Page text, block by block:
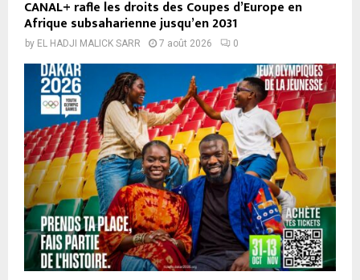
CANAL+ rafle les droits des Coupes d’Europe en
Afrique subsaharienne jusqu’en 2031
by EL HADJI MALICK SARR 7 août 2026 0